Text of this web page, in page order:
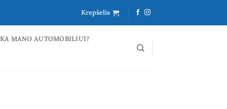
Krepšelis
MANO AUTOMOBILIUI?